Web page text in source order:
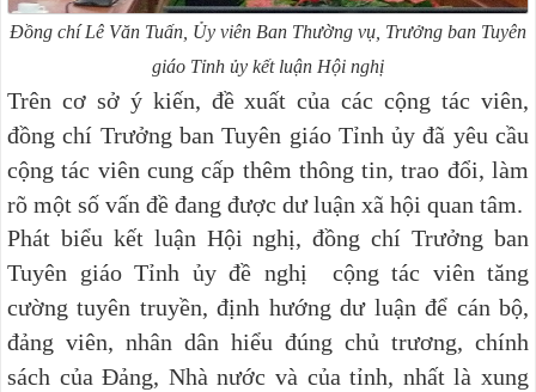
Đồng chí Lê Văn Tuấn, Ủy viên Ban Thường vụ, Trưởng ban Tuyên
giáo Tỉnh ủy kết luận Hội nghị
Trên cơ sở ý kiến, đề xuất của các cộng tác viên,
đồng chí Trưởng ban Tuyên giáo Tỉnh ủy đã yêu cầu
cộng tác viên cung cấp thêm thông tin, trao đổi, làm
rõ một số vấn đề đang được dư luận xã hội quan tâm.
Phát biểu kết luận Hội nghị, đồng chí Trưởng ban
Tuyên giáo Tỉnh ủy đề nghị cộng tác viên tăng
cường tuyên truyền, định hướng dư luận để cán bộ,
đảng viên, nhân dân hiểu đúng chủ trương, chính
sách của Đảng, Nhà nước và của tỉnh, nhất là xung